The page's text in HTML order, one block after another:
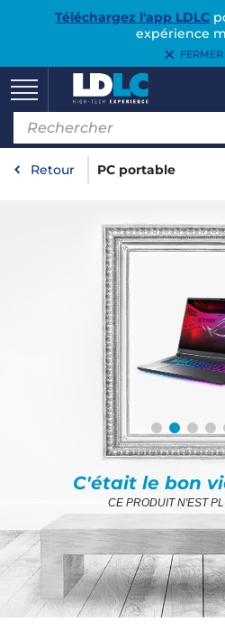
Téléchargez l'app LDLC
expérience
FERMER
Retour PC portable
C'était le bon
CE PRODUIT N'EST